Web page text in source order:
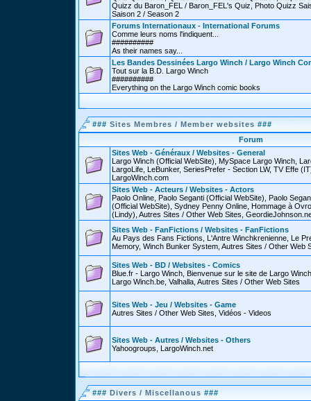
Quizz du Baron_FEL / Baron_FEL's Quiz, Photo Quizz
Saison 2 / Season 2
Forums Internationaux - International Forums
Comme leurs noms l'indiquent...
##########
As their names say...
Les Bandes Dessinées Largo Winch / Largo Winch
Tout sur la B.D. Largo Winch
##########
Everything on the Largo Winch comic books
### Sites Membres / Member websites ###
Forum
Sites Web - Généraux / Websites - General
Largo Winch (Official WebSite), MySpace Largo Winch,
LargoLife, LeBunker, SeriesPrefer - Section LW, TV Effe
LargoWinch.com
Sites Web - Acteurs / Websites - Actors
Paolo Online, Paolo Seganti (Official WebSite), Paolo
(Official WebSite), Sydney Penny Online, Hommage à
(Lindy), Autres Sites / Other Web Sites,
Sites Web - FanFictions / Websites - FanFictions
Au Pays des Fans Fictions, L'Antre Winchkrenienne, Le
Memory, Winch Bunker System, Autres Sites / Other Web
Sites Web - BD / Websites - Comics
Blue.fr - Largo Winch, Bienvenue sur le site de Largo
Largo Winch.be, Valhalla, Autres Sites / Other Web Sites
Sites Web - Jeu / Websites - Game
Autres Sites / Other Web Sites, Vidéos - Videos
Sites Web - Autres / Websites - Others
Yahoogroups, LargoWinch.net
### Divers / Miscellanous ###